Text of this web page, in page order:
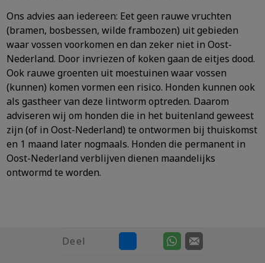
Ons advies aan iedereen: Eet geen rauwe vruchten
(bramen, bosbessen, wilde frambozen) uit gebieden
waar vossen voorkomen en dan zeker niet in Oost-
Nederland. Door invriezen of koken gaan de eitjes dood.
Ook rauwe groenten uit moestuinen waar vossen
(kunnen) komen vormen een risico. Honden kunnen ook
als gastheer van deze lintworm optreden. Daarom
adviseren wij om honden die in het buitenland geweest
zijn (of in Oost-Nederland) te ontwormen bij thuiskomst
en 1 maand later nogmaals. Honden die permanent in
Oost-Nederland verblijven dienen maandelijks
ontwormd te worden.
Deel